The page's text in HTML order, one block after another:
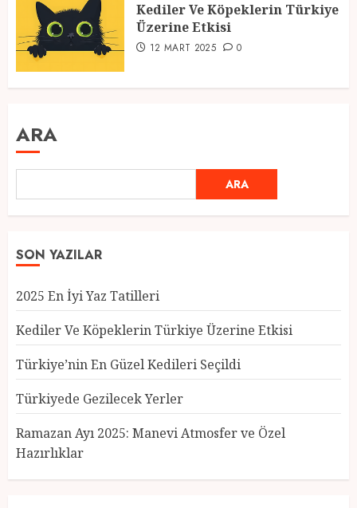
Kediler Ve Köpeklerin Türkiye
Üzerine Etkisi
12 MART 2025 0
ARA
ARA
SON YAZILAR
2025 En İyi Yaz Tatilleri
Kediler Ve Köpeklerin Türkiye Üzerine Etkisi
Türkiye’nin En Güzel Kedileri Seçildi
Türkiyede Gezilecek Yerler
Ramazan Ayı 2025: Manevi Atmosfer ve Özel
Hazırlıklar
Türkiye’nin En Güzel Kedileri
Seçildi
12 MART 2025